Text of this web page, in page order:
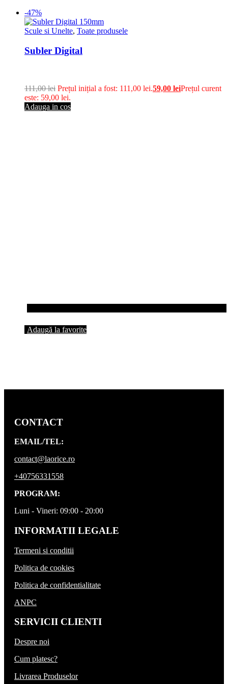
-47%
Scule si Unelte, Toate produsele
Subler Digital
111,00lei Prețul inițial a fost: 111,00 lei.59,00 leiPrețul curent
este: 59,00 lei.
Adauga in cos
Adaugă la favorite
CONTACT
EMAIL/TEL:
contact@laorice.ro
+40756331558
PROGRAM:
Luni - Vineri: 09:00 - 20:00
INFORMATII LEGALE
Termeni si conditii
Politica de cookies
Politica de confidentialitate
ANPC
SERVICII CLIENTI
Despre noi
Cum platesc?
Livrarea Produselor